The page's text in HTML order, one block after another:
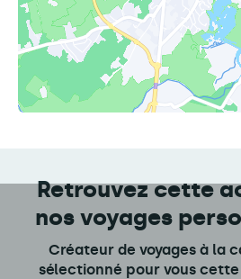
Retrouvez cette
nos voyages
Créateur de voyages à la
sélectionné pour vous